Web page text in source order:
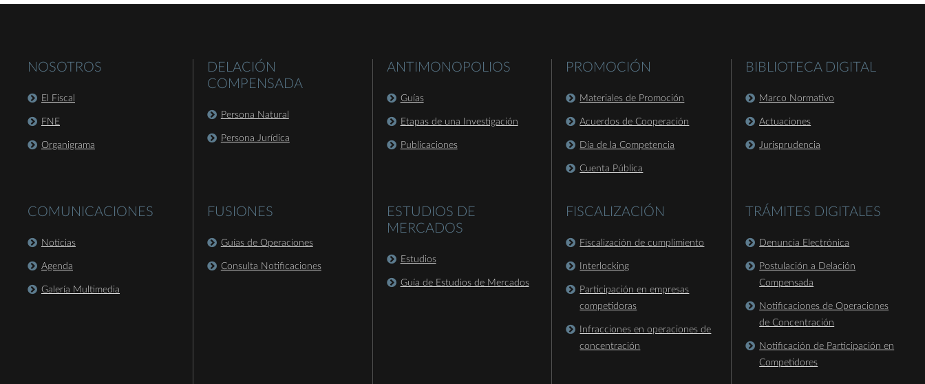
NOSOTROS
El Fiscal
FNE
Organigrama
COMUNICACIONES
Noticias
Agenda
Galería Multimedia
DELACIÓN
COMPENSADA
Persona Natural
Persona Jurídica
FUSIONES
Guías de Operaciones
Consulta Notificaciones
ANTIMONOPOLIOS
Guías
Etapas de una Investigación
Publicaciones
ESTUDIOS DE
MERCADOS
Estudios
Guía de Estudios de Mercados
PROMOCIÓN
Materiales de Promoción
Acuerdos de Cooperación
Día de la Competencia
Cuenta Pública
FISCALIZACIÓN
Fiscalización de cumplimiento
Interlocking
Participación en empresas
competidoras
Infracciones en operaciones de
concentración
BIBLIOTECA DIGITAL
Marco Normativo
Actuaciones
Jurisprudencia
TRÁMITES DIGITALES
Denuncia Electrónica
Postulación a Delación
Compensada
Notificaciones de Operaciones
de Concentración
Notificación de Participación en
Competidores